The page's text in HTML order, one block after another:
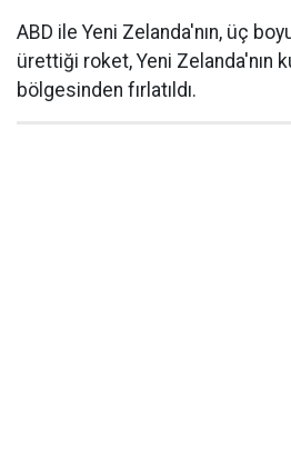
ABD ile Yeni Zelanda'nın, üç
ürettiği roket, Yeni Zelanda'nın
bölgesinden fırlatıldı.